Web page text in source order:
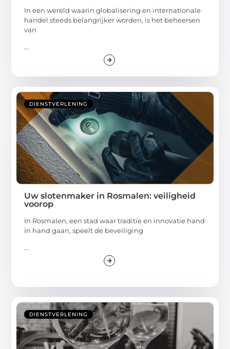
In een wereld waarin globalisering en internationale
handel steeds belangrijker worden, is het beheersen
van
...
DIENSTVERLENING
Uw slotenmaker in Rosmalen: veiligheid
voorop
In Rosmalen, een stad waar traditie en innovatie hand
in hand gaan, speelt de beveiliging
...
DIENSTVERLENING